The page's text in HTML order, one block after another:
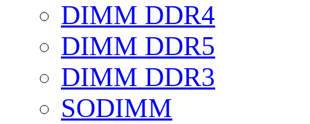
DIMM DDR4
DIMM DDR5
DIMM DDR3
SODIMM